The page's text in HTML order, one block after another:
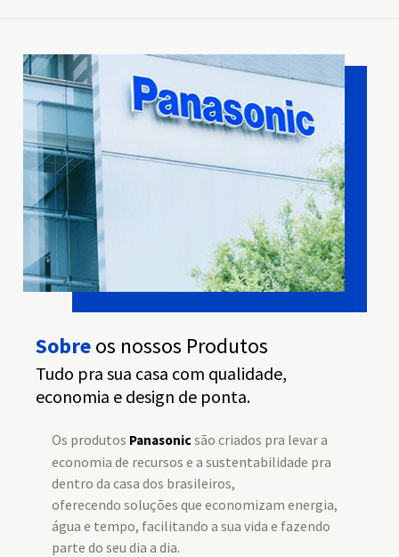
Material do painel da porta
Vidro Temperado
Porta reversível
Não
Peso
79kg
Dispenser de Gelo na Porta
Não
Ag Clean
Não
Prime Fresh
Não
Sobreos nossos Produtos
Tudo pra sua casa com qualidade,
economia e design de ponta.
Os produtos Panasonic são criados pra levar a
economia de recursos e a sustentabilidade pra
dentro da casa dos brasileiros,
oferecendo soluções que economizam energia,
água e tempo, facilitando a sua vida e fazendo
parte do seu dia a dia.